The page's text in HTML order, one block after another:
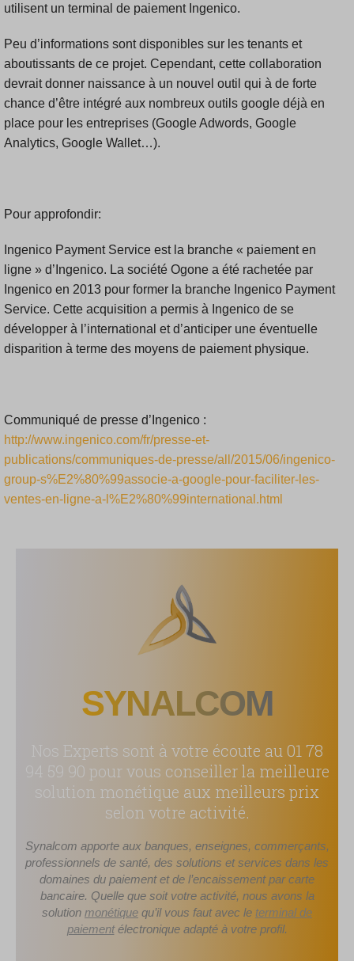
utilisent un terminal de paiement Ingenico.
Peu d’informations sont disponibles sur les tenants et
aboutissants de ce projet. Cependant, cette collaboration
devrait donner naissance à un nouvel outil qui à de forte
chance d’être intégré aux nombreux outils google déjà en
place pour les entreprises (Google Adwords, Google
Analytics, Google Wallet…).
Pour approfondir:
Ingenico Payment Service est la branche « paiement en
ligne » d’Ingenico. La société Ogone a été rachetée par
Ingenico en 2013 pour former la branche Ingenico Payment
Service. Cette acquisition a permis à Ingenico de se
développer à l’international et d’anticiper une éventuelle
disparition à terme des moyens de paiement physique.
Communiqué de presse d’Ingenico :
http://www.ingenico.com/fr/presse-et-
publications/communiques-de-presse/all/2015/06/ingenico-
group-s%E2%80%99associe-a-google-pour-faciliter-les-
ventes-en-ligne-a-l%E2%80%99international.html
SYNALCOM
Nos Experts sont à votre écoute au 01 78
94 59 90 pour vous conseiller la meilleure
solution monétique aux meilleurs prix
selon votre activité.
Synalcom apporte aux banques, enseignes, commerçants,
professionnels de santé, des solutions et services dans les
domaines du paiement et de l’encaissement par carte
bancaire. Quelle que soit votre activité, nous avons la
solution monétique qu’il vous faut avec le terminal de
paiementélectronique adapté à votre profil.